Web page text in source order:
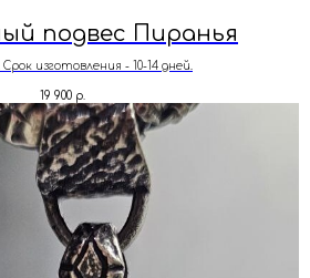
подвес Пиранья
Срок изготовления - 10-14 дней.
19 900 р.